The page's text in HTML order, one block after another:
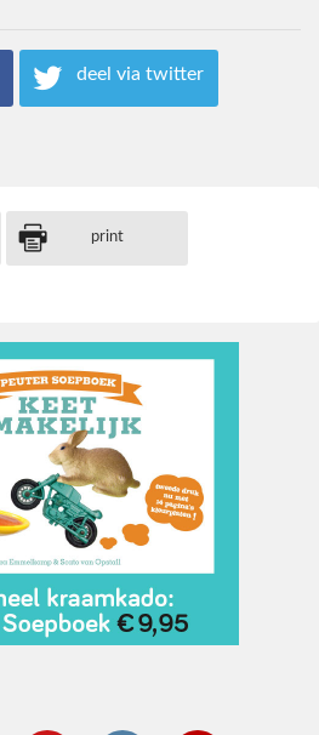
deel via twitter
print